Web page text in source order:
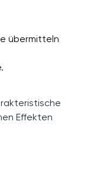
übermitteln
Effekten